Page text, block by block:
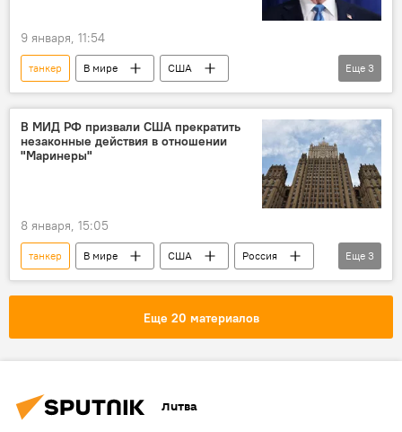
9 января, 11:54
танкер В мире
США
Дональд Трамп
торговля
Политика
Еще 3
В МИД РФ призвали США прекратить
незаконные действия в отношении
"Маринеры"
8 января, 15:05
танкер В мире США
Россия
торговля
МИД РФ Политика
Еще 3
Еще 20 материалов
Литва